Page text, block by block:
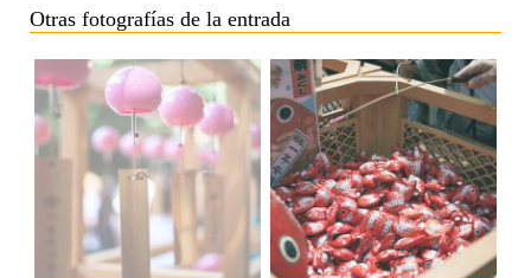
Otras fotografías de la entrada